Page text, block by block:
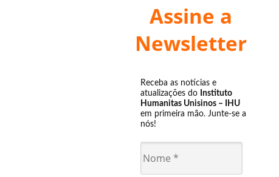
Assine a
Newsletter
Receba as notícias e
atualizações do Instituto
Humanitas Unisinos – IHU
em primeira mão. Junte-se a
nós!